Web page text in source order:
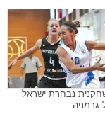
שחקנית נבחרת ישראל